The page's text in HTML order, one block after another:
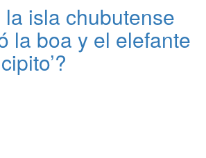
isla chubutense
la boa y el elefante